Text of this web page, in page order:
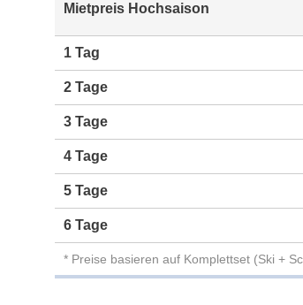
Mietpreis Hochsaison
1 Tag
2 Tage
3 Tage
4 Tage
5 Tage
6 Tage
* Preise basieren auf Komplettset (Ski +